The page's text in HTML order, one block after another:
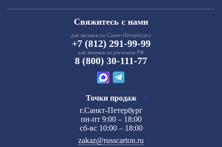
Свяжитесь с нами
для звонков по Санкт-Петербургу
+7 (812) 291-99-99
для звонков из регионов РФ
8 (800) 30-111-77
Точки продаж
г.Санкт-Петербург
пн-пт 9:00 – 18:00
сб-вс 10:00 – 18:00
zakaz@russcarton.ru